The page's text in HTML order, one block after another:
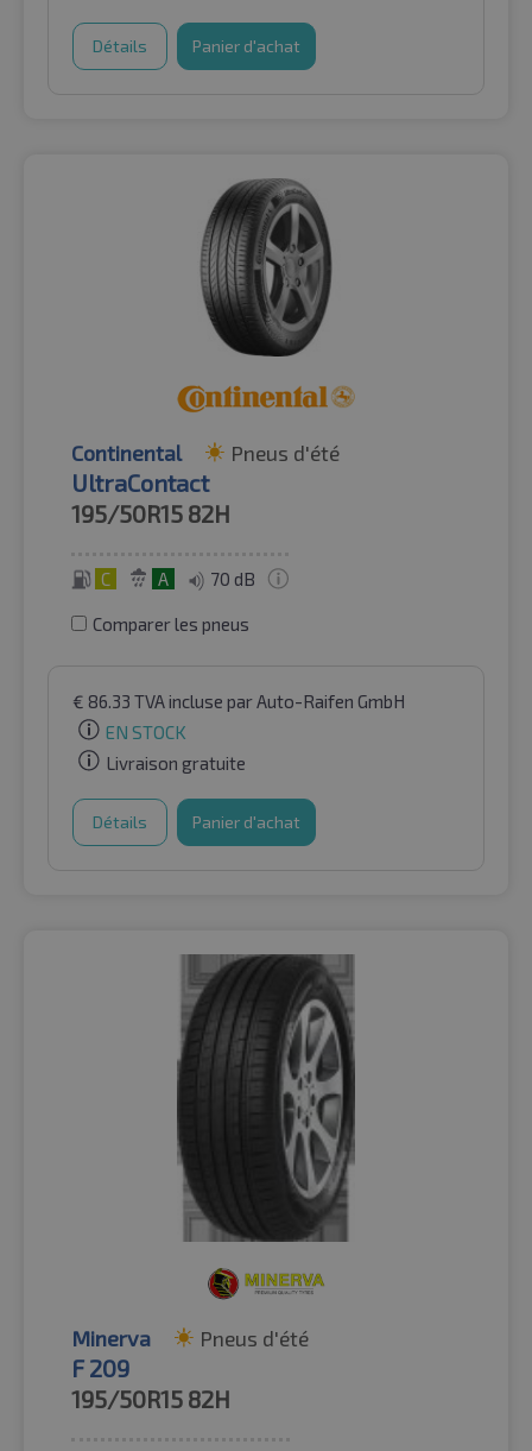
Détails Panier d'achat
Continental Pneus d'été
UltraContact
195/50R15 82H
C A 70 dB
Comparer les pneus
€ 86.33 TVA incluse par Auto-Raifen GmbH
EN STOCK
Livraison gratuite
Détails Panier d'achat
Minerva Pneus d'été
F 209
195/50R15 82H